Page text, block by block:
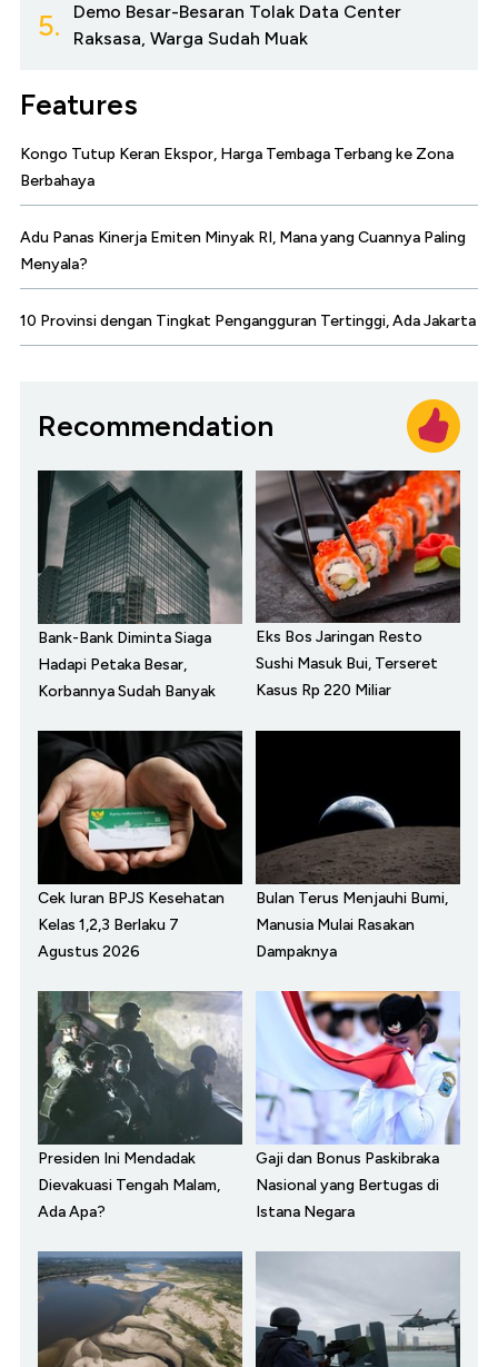
5.
Demo Besar-Besaran Tolak Data Center
Raksasa, Warga Sudah Muak
Features
Kongo Tutup Keran Ekspor, Harga Tembaga Terbang ke Zona
Berbahaya
Adu Panas Kinerja Emiten Minyak RI, Mana yang Cuannya Paling
Menyala?
10 Provinsi dengan Tingkat Pengangguran Tertinggi, Ada Jakarta
Recommendation
Bank-Bank Diminta Siaga
Hadapi Petaka Besar,
Korbannya Sudah Banyak
Eks Bos Jaringan Resto
Sushi Masuk Bui, Terseret
Kasus Rp 220 Miliar
Cek Iuran BPJS Kesehatan
Kelas 1,2,3 Berlaku 7
Agustus 2026
Bulan Terus Menjauhi Bumi,
Manusia Mulai Rasakan
Dampaknya
Presiden Ini Mendadak
Dievakuasi Tengah Malam,
Ada Apa?
Gaji dan Bonus Paskibraka
Nasional yang Bertugas di
Istana Negara